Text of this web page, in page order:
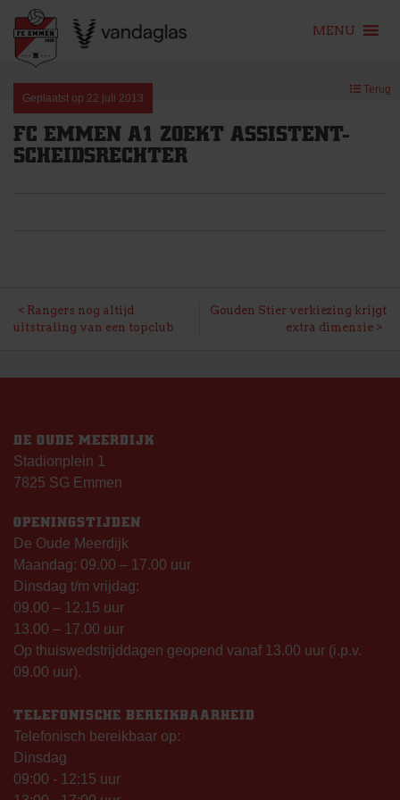
content
MENU
Geplaatst op 22 juli 2013
Terug
FC EMMEN A1 ZOEKT ASSISTENT-
SCHEIDSRECHTER
BERICHT
Rangers nog altijd
uitstraling van een topclub
Gouden Stier verkiezing krijgt
extra dimensie
DE OUDE MEERDIJK
Stadionplein 1
7825 SG Emmen
OPENINGSTIJDEN
De Oude Meerdijk
Maandag: 09.00 – 17.00 uur
Dinsdag t/m vrijdag:
09.00 – 12.15 uur
13.00 – 17.00 uur
Op thuiswedstrijddagen geopend vanaf 13.00 uur (i.p.v.
09.00 uur).
TELEFONISCHE BEREIKBAARHEID
Telefonisch bereikbaar op:
Dinsdag
09:00 - 12:15 uur